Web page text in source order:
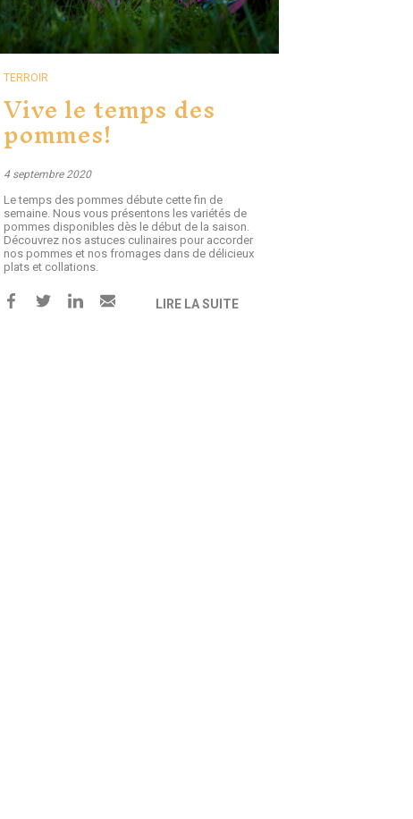
TERROIR
Vive le temps des
pommes!
4 septembre 2020
Le temps des pommes débute cette fin de
semaine. Nous vous présentons les variétés de
pommes disponibles dès le début de la saison.
Découvrez nos astuces culinaires pour accorder
nos pommes et nos fromages dans de délicieux
plats et collations.
LIRE LA SUITE